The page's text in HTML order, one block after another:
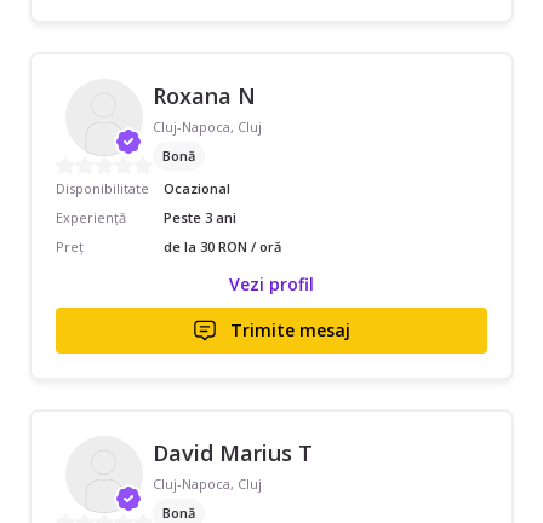
Roxana N
Cluj-Napoca, Cluj
Bonă
Disponibilitate
Ocazional
Experiență
Peste 3 ani
Preț
de la 30 RON / oră
Vezi profil
Trimite mesaj
David Marius T
Cluj-Napoca, Cluj
Bonă